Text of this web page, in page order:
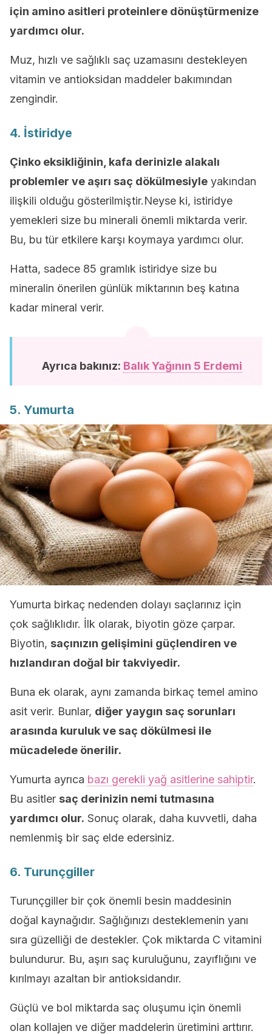
için amino asitleri proteinlere dönüştürmenize
yardımcı olur.
Muz, hızlı ve sağlıklı saç uzamasını destekleyen
vitamin ve antioksidan maddeler bakımından
zengindir.
4. İstiridye
Çinko eksikliğinin, kafa derinizle alakalı
problemler ve aşırı saç dökülmesiyle yakından
ilişkili olduğu gösterilmiştir.Neyse ki, istiridye
yemekleri size bu minerali önemli miktarda verir.
Bu, bu tür etkilere karşı koymaya yardımcı olur.
Hatta, sadece 85 gramlık istiridye size bu
mineralin önerilen günlük miktarının beş katına
kadar mineral verir.
Ayrıca bakınız: Balık Yağının 5 Erdemi
5. Yumurta
Yumurta birkaç nedenden dolayı saçlarınız için
çok sağlıklıdır. İlk olarak, biyotin göze çarpar.
Biyotin, saçınızın gelişimini güçlendiren ve
hızlandıran doğal bir takviyedir.
Buna ek olarak, aynı zamanda birkaç temel amino
asit verir. Bunlar, diğer yaygın saç sorunları
arasında kuruluk ve saç dökülmesi ile
mücadelede önerilir.
Yumurta ayrıca bazı gerekli yağ asitlerine sahiptir.
Bu asitler saç derinizin nemi tutmasına
yardımcı olur. Sonuç olarak, daha kuvvetli, daha
nemlenmiş bir saç elde edersiniz.
6. Turunçgiller
Turunçgiller bir çok önemli besin maddesinin
doğal kaynağıdır. Sağlığınızı desteklemenin yanı
sıra güzelliği de destekler. Çok miktarda C vitamini
bulundurur. Bu, aşırı saç kuruluğunu, zayıflığını ve
kırılmayı azaltan bir antioksidandır.
Güçlü ve bol miktarda saç oluşumu için önemli
olan kollajen ve diğer maddelerin üretimini arttırır.